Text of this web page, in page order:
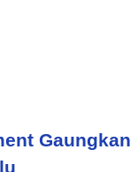
Gaungkan